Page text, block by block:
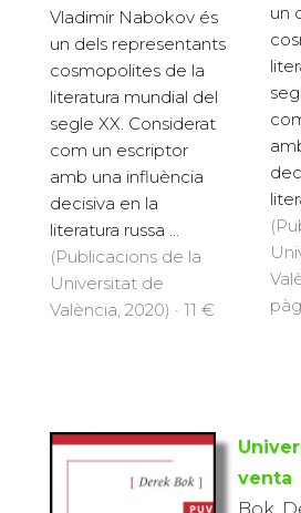
Vladimir Nabokov és
un dels representants
cosmopolites de la
literatura mundial del
segle XX. Considerat
com un escriptor
amb una influència
decisiva en la
literatura russa ...
(Publicacions de la
Universitat de
València, 2020) · 11 €
un
venta